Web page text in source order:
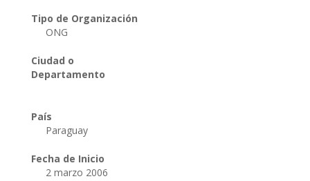
Tipo de Organización
ONG
Ciudad o
Departamento
País
Paraguay
Fecha de Inicio
2 marzo 2006